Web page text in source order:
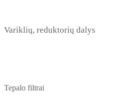
Variklių, reduktorių dalys
Tepalo filtrai